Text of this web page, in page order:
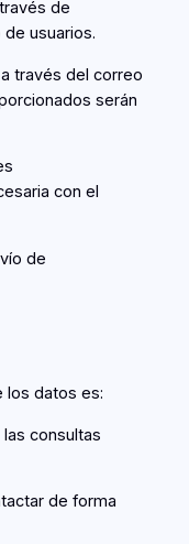
de
usuarios.
través del correo
serán
con el
de
los datos es:
consultas
de forma